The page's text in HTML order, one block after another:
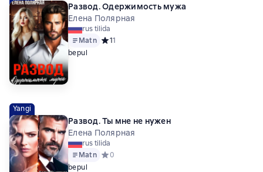
Развод. Одержимость мужа
Елена Полярная
rus tilida
Matn Средний рейтинг 1 на основе 1 оценок
11
bepul
Yangi
Развод. Ты мне не нужен
Елена Полярная
rus tilida
Matn Средний рейтинг 0 на основе 0 оценок
0
bepul